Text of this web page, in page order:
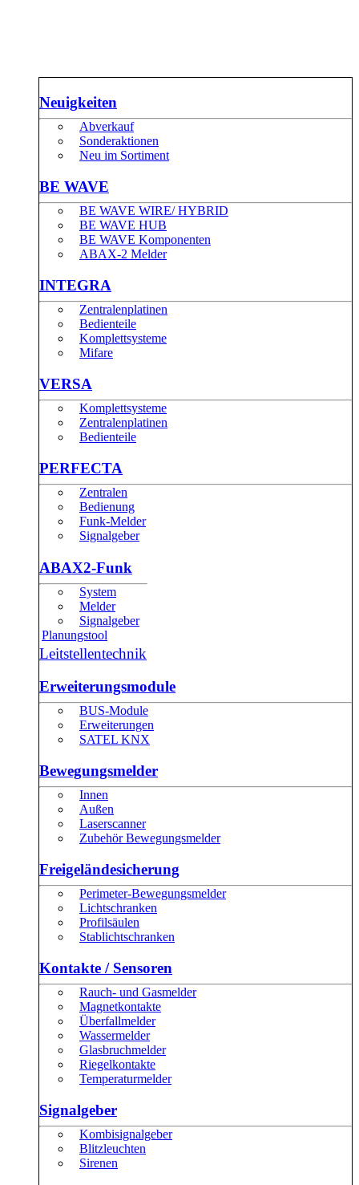
Neuigkeiten
Abverkauf
Sonderaktionen
Neu im Sortiment
BE WAVE
BE WAVE WIRE/ HYBRID
BE WAVE HUB
BE WAVE Komponenten
ABAX-2 Melder
INTEGRA
Zentralenplatinen
Bedienteile
Komplettsysteme
Mifare
VERSA
Komplettsysteme
Zentralenplatinen
Bedienteile
PERFECTA
Zentralen
Bedienung
Funk-Melder
Signalgeber
ABAX2-Funk
System
Melder
Signalgeber
Planungstool
Leitstellentechnik
Erweiterungsmodule
BUS-Module
Erweiterungen
SATEL KNX
Bewegungsmelder
Innen
Außen
Laserscanner
Zubehör Bewegungsmelder
Freigeländesicherung
Perimeter-Bewegungsmelder
Lichtschranken
Profilsäulen
Stablichtschranken
Kontakte / Sensoren
Rauch- und Gasmelder
Magnetkontakte
Überfallmelder
Wassermelder
Glasbruchmelder
Riegelkontakte
Temperaturmelder
Signalgeber
Kombisignalgeber
Blitzleuchten
Sirenen